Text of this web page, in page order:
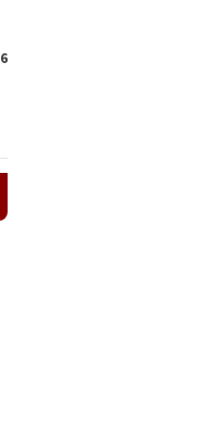
Wujudkan Langit